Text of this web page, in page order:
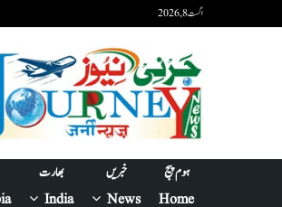
اگست 8, 2026
ہوم پیج
Home
خبریں
News
بھارت
India